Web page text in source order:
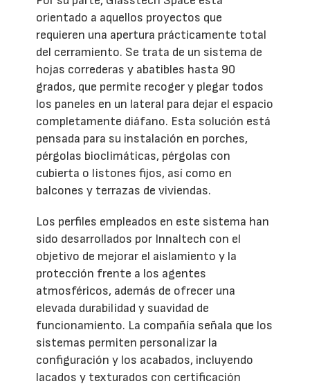
orientado a aquellos proyectos que
requieren una apertura prácticamente total
del cerramiento. Se trata de un sistema de
hojas correderas y abatibles hasta 90
grados, que permite recoger y plegar todos
los paneles en un lateral para dejar el espacio
completamente diáfano. Esta solución está
pensada para su instalación en porches,
pérgolas bioclimáticas, pérgolas con
cubierta o listones fijos, así como en
balcones y terrazas de viviendas.
Los perfiles empleados en este sistema han
sido desarrollados por Innaltech con el
objetivo de mejorar el aislamiento y la
protección frente a los agentes
atmosféricos, además de ofrecer una
elevada durabilidad y suavidad de
funcionamiento. La compañía señala que los
sistemas permiten personalizar la
configuración y los acabados, incluyendo
lacados y texturados con certificación